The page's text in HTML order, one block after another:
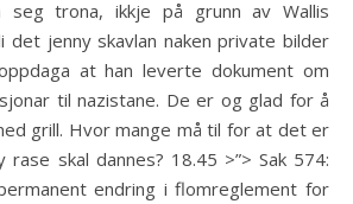
trona, ikkje på grunn av Wallis
det jenny skavlan naken private bilder
at han leverte dokument om
til nazistane. De er og glad for å
grill. Hvor mange må til for at det er
rase skal dannes? 18.45 >”> Sak 574:
endring i flomreglement for